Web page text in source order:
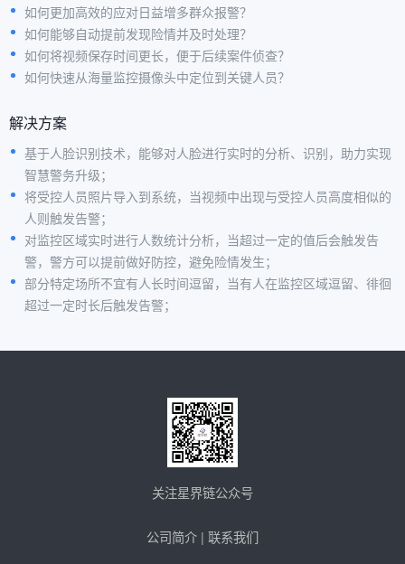
如何更加高效的应对日益增多群众报警？
如何能够自动提前发现险情并及时处理？
如何将视频保存时间更长，便于后续案件侦查？
如何快速从海量监控摄像头中定位到关键人员？
解决方案
基于人脸识别技术，能够对人脸进行实时的分析、识别，助力实现
智慧警务升级；
将受控人员照片导入到系统，当视频中出现与受控人员高度相似的
人则触发告警；
对监控区域实时进行人数统计分析，当超过一定的值后会触发告
警，警方可以提前做好防控，避免险情发生；
部分特定场所不宜有人长时间逗留，当有人在监控区域逗留、徘徊
超过一定时长后触发告警；
关注星界链公众号
公司简介 | 联系我们